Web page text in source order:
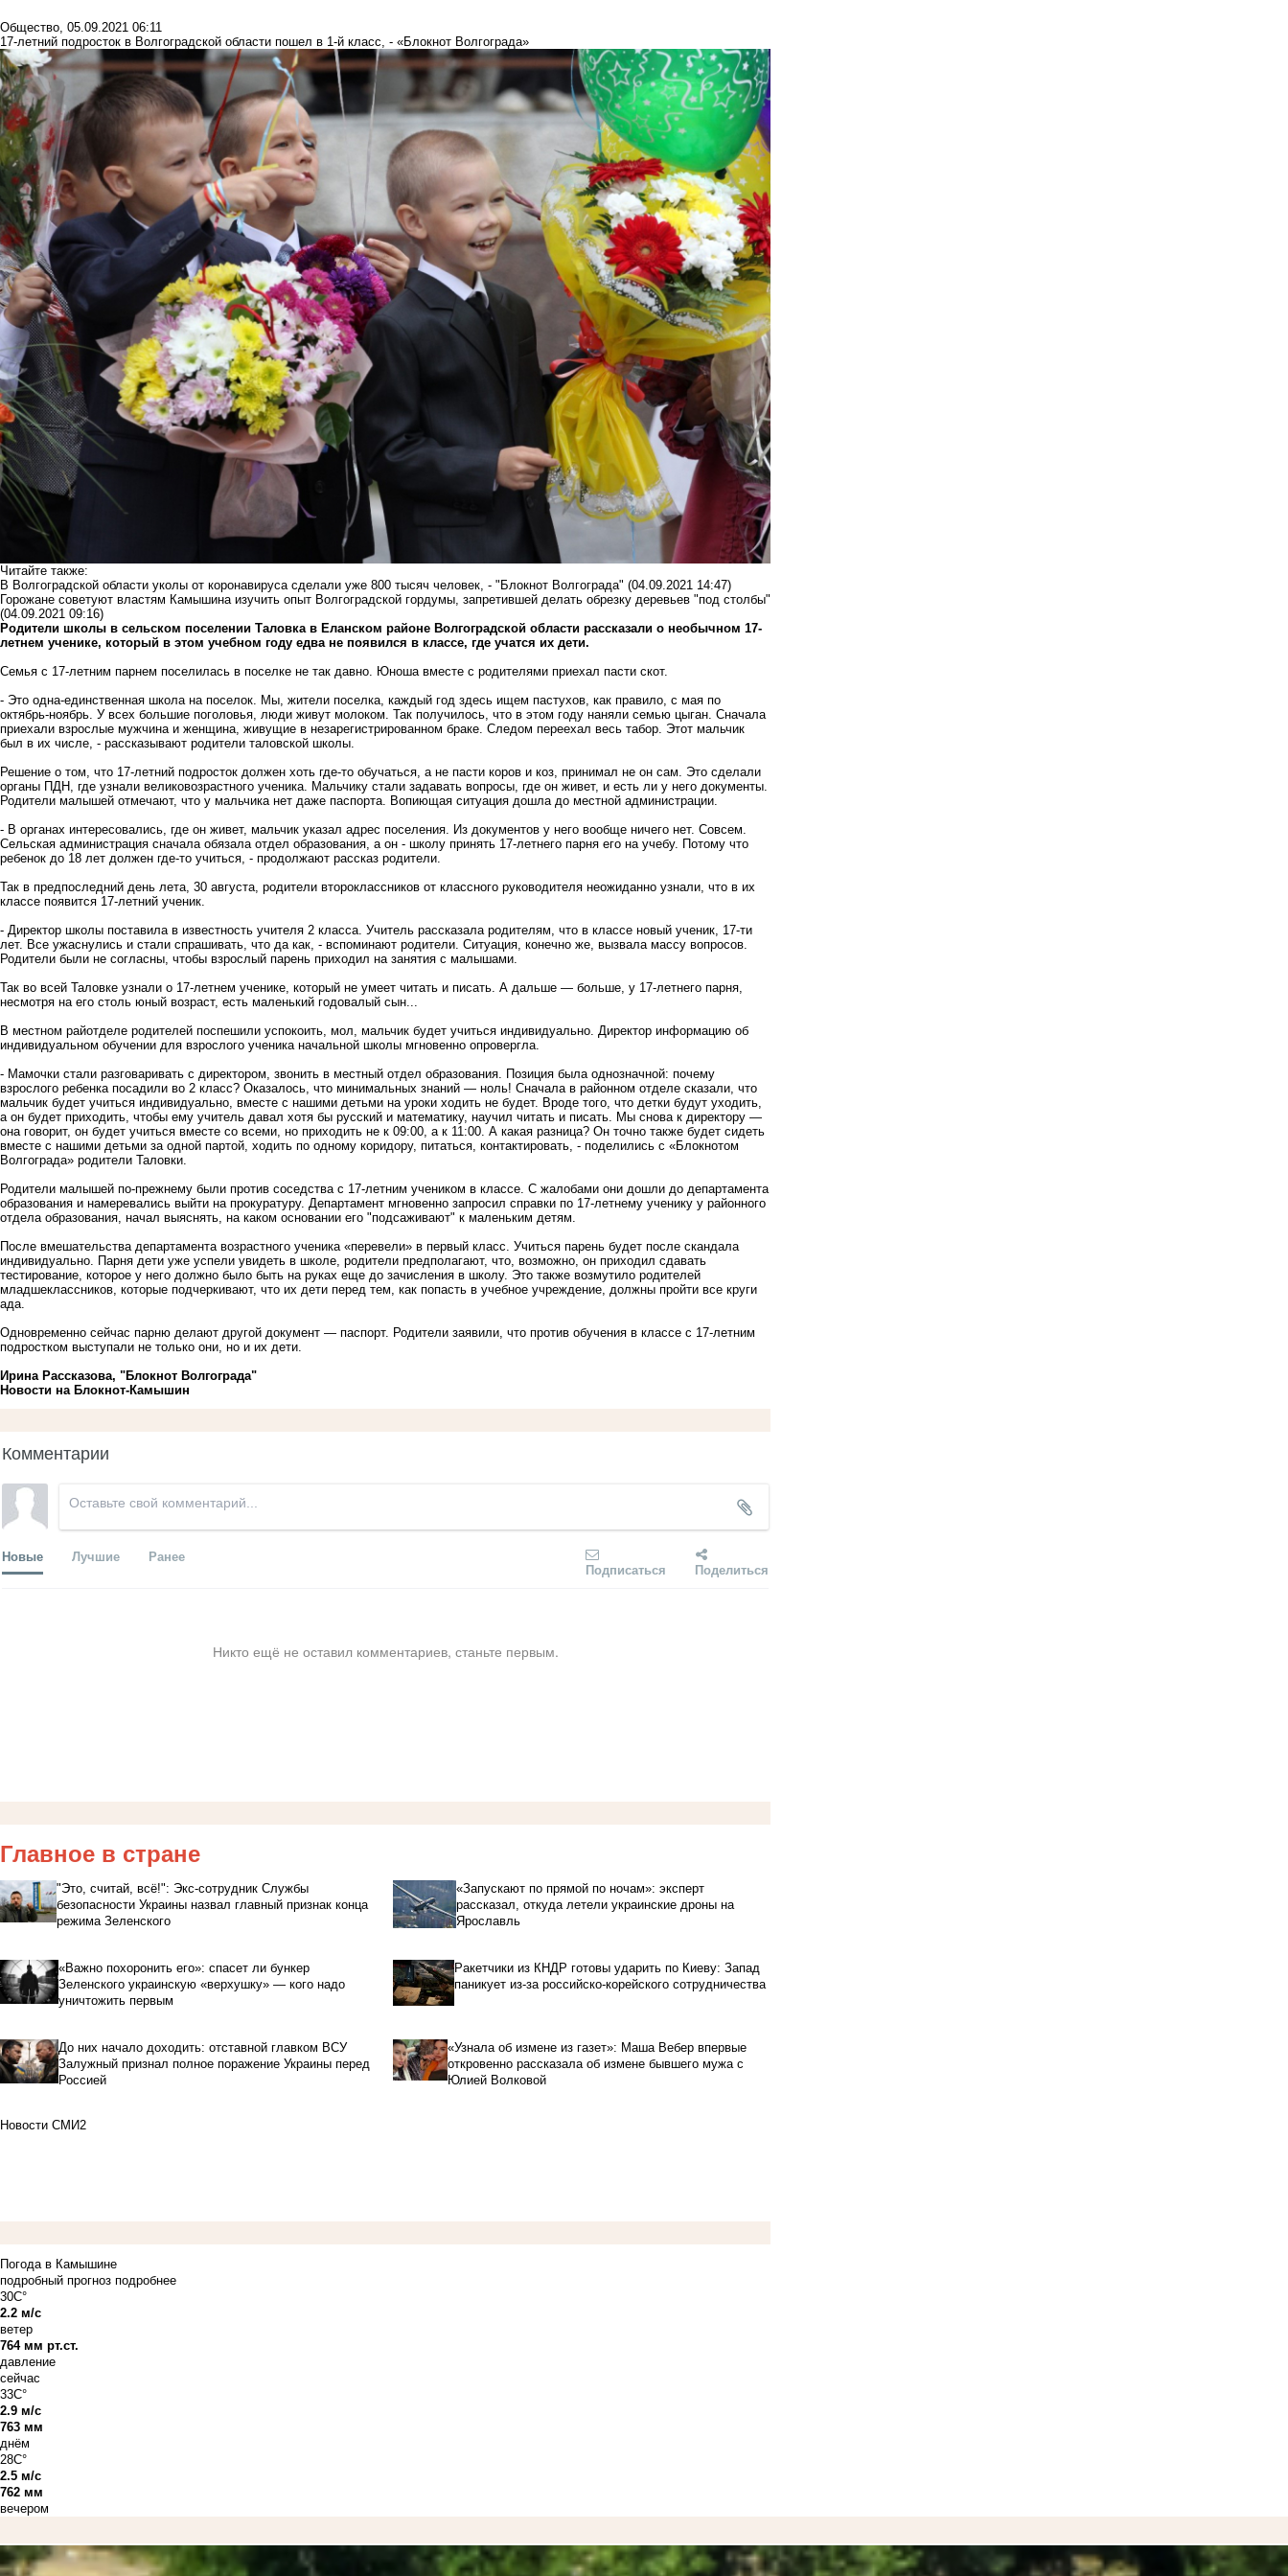
Общество, 05.09.2021 06:11
17-летний подросток в Волгоградской области пошел в 1-й класс, - «Блокнот Волгограда»
Читайте также:
В Волгоградской области уколы от коронавируса сделали уже 800 тысяч человек, - "Блокнот Волгограда" (04.09.2021 14:47)
Горожане советуют властям Камышина изучить опыт Волгоградской гордумы, запретившей делать обрезку деревьев "под столбы"
(04.09.2021 09:16)
Родители школы в сельском поселении Таловка в Еланском районе Волгоградской области рассказали о необычном 17-
летнем ученике, который в этом учебном году едва не появился в классе, где учатся их дети.
Семья с 17-летним парнем поселилась в поселке не так давно. Юноша вместе с родителями приехал пасти скот.
- Это одна-единственная школа на поселок. Мы, жители поселка, каждый год здесь ищем пастухов, как правило, с мая по
октябрь-ноябрь. У всех большие поголовья, люди живут молоком. Так получилось, что в этом году наняли семью цыган. Сначала
приехали взрослые мужчина и женщина, живущие в незарегистрированном браке. Следом переехал весь табор. Этот мальчик
был в их числе, - рассказывают родители таловской школы.
Решение о том, что 17-летний подросток должен хоть где-то обучаться, а не пасти коров и коз, принимал не он сам. Это сделали
органы ПДН, где узнали великовозрастного ученика. Мальчику стали задавать вопросы, где он живет, и есть ли у него документы.
Родители малышей отмечают, что у мальчика нет даже паспорта. Вопиющая ситуация дошла до местной администрации.
- В органах интересовались, где он живет, мальчик указал адрес поселения. Из документов у него вообще ничего нет. Совсем.
Сельская администрация сначала обязала отдел образования, а он - школу принять 17-летнего парня его на учебу. Потому что
ребенок до 18 лет должен где-то учиться, - продолжают рассказ родители.
Так в предпоследний день лета, 30 августа, родители второклассников от классного руководителя неожиданно узнали, что в их
классе появится 17-летний ученик.
- Директор школы поставила в известность учителя 2 класса. Учитель рассказала родителям, что в классе новый ученик, 17-ти
лет. Все ужаснулись и стали спрашивать, что да как, - вспоминают родители. Ситуация, конечно же, вызвала массу вопросов.
Родители были не согласны, чтобы взрослый парень приходил на занятия с малышами.
Так во всей Таловке узнали о 17-летнем ученике, который не умеет читать и писать. А дальше — больше, у 17-летнего парня,
несмотря на его столь юный возраст, есть маленький годовалый сын...
В местном райотделе родителей поспешили успокоить, мол, мальчик будет учиться индивидуально. Директор информацию об
индивидуальном обучении для взрослого ученика начальной школы мгновенно опровергла.
- Мамочки стали разговаривать с директором, звонить в местный отдел образования. Позиция была однозначной: почему
взрослого ребенка посадили во 2 класс? Оказалось, что минимальных знаний — ноль! Сначала в районном отделе сказали, что
мальчик будет учиться индивидуально, вместе с нашими детьми на уроки ходить не будет. Вроде того, что детки будут уходить,
а он будет приходить, чтобы ему учитель давал хотя бы русский и математику, научил читать и писать. Мы снова к директору —
она говорит, он будет учиться вместе со всеми, но приходить не к 09:00, а к 11:00. А какая разница? Он точно также будет сидеть
вместе с нашими детьми за одной партой, ходить по одному коридору, питаться, контактировать, - поделились с «Блокнотом
Волгограда» родители Таловки.
Родители малышей по-прежнему были против соседства с 17-летним учеником в классе. С жалобами они дошли до департамента
образования и намеревались выйти на прокуратуру. Департамент мгновенно запросил справки по 17-летнему ученику у районного
отдела образования, начал выяснять, на каком основании его "подсаживают" к маленьким детям.
После вмешательства департамента возрастного ученика «перевели» в первый класс. Учиться парень будет после скандала
индивидуально. Парня дети уже успели увидеть в школе, родители предполагают, что, возможно, он приходил сдавать
тестирование, которое у него должно было быть на руках еще до зачисления в школу. Это также возмутило родителей
младшеклассников, которые подчеркивают, что их дети перед тем, как попасть в учебное учреждение, должны пройти все круги
ада.
Одновременно сейчас парню делают другой документ — паспорт. Родители заявили, что против обучения в классе с 17-летним
подростком выступали не только они, но и их дети.
Ирина Рассказова, "Блокнот Волгограда"
Новости на Блoкнoт-Камышин
Комментарии
Новые Лучшие Ранее
Подписаться Поделиться
Никто ещё не оставил комментариев, станьте первым.
Главное в стране
"Это, считай, всё!": Экс-сотрудник Службы
безопасности Украины назвал главный признак конца
режима Зеленского
«Запускают по прямой по ночам»: эксперт
рассказал, откуда летели украинские дроны на
Ярославль
«Важно похоронить его»: спасет ли бункер
Зеленского украинскую «верхушку» — кого надо
уничтожить первым
Ракетчики из КНДР готовы ударить по Киеву: Запад
паникует из-за российско-корейского сотрудничества
До них начало доходить: отставной главком ВСУ
Залужный признал полное поражение Украины перед
Россией
«Узнала об измене из газет»: Маша Вебер впервые
откровенно рассказала об измене бывшего мужа с
Юлией Волковой
Новости СМИ2
Погода в Камышине
подробный прогноз подробнее
30C°
2.2 м/с
ветер
764 мм рт.ст.
давление
сейчас
33C°
2.9 м/с
763 мм
днём
28C°
2.5 м/с
762 мм
вечером